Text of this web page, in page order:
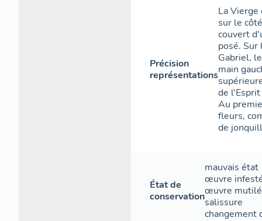
Précision
représentations
La
sur le
couvert
posé.
Gabriel,
main
de
Au
fleurs,
de
État de
conservation
mauvais état
œuvre
œuvre
salissure
changement